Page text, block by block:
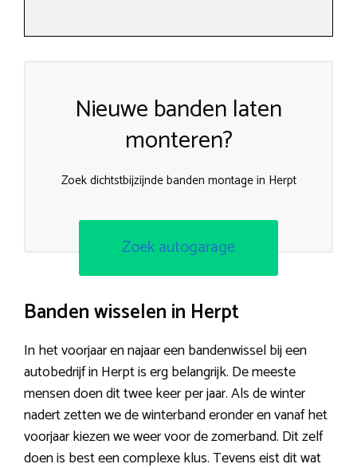
Nieuwe banden laten
monteren?
Zoek dichtstbijzijnde banden montage in Herpt
Zoek autogarage
Banden wisselen in Herpt
In het voorjaar en najaar een bandenwissel bij een
autobedrijf in Herpt is erg belangrijk. De meeste
mensen doen dit twee keer per jaar. Als de winter
nadert zetten we de winterband eronder en vanaf het
voorjaar kiezen we weer voor de zomerband. Dit zelf
doen is best een complexe klus. Tevens eist dit wat